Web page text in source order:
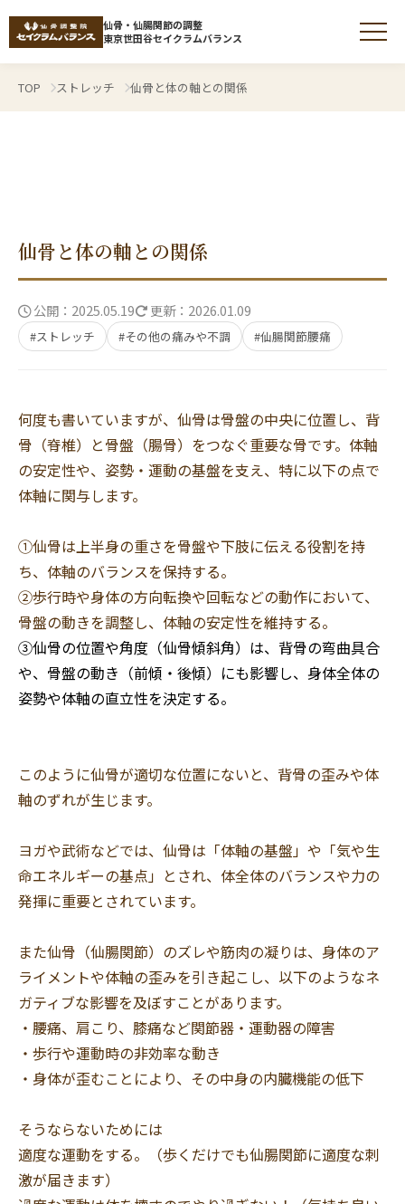
仙骨・仙腸関節の調整
東京世田谷セイクラムバランス
仙腸関節の痛みやゆがみ
症状から探す
セルフケア・コラム
症例・体験談
当院について
お電話でのお問い合わせ
TOP ストレッチ 仙骨と体の軸との関係
仙骨と体の軸との関係
公開：2025.05.19 更新：2026.01.09
#ストレッチ #その他の痛みや不調 #仙腸関節腰痛
何度も書いていますが、仙骨は骨盤の中央に位置し、背
骨（脊椎）と骨盤（腸骨）をつなぐ重要な骨です。体軸
の安定性や、姿勢・運動の基盤を支え、特に以下の点で
体軸に関与します。
①仙骨は上半身の重さを骨盤や下肢に伝える役割を持
ち、体軸のバランスを保持する。
②歩行時や身体の方向転換や回転などの動作において、
骨盤の動きを調整し、体軸の安定性を維持する。
③仙骨の位置や角度（仙骨傾斜角）は、背骨の弯曲具合
や、 骨盤の動き（前傾・後傾）にも影響し、身体全体の
姿勢や体軸の直立性を決定する。
このように仙骨が適切な位置にないと、背骨の歪みや体
軸のずれが生じます。
ヨガや武術などでは、仙骨は「体軸の基盤」や「気や生
命エネルギーの基点」とされ、体全体のバランスや力の
発揮に重要とされています。
また仙骨（仙腸関節）のズレや筋肉の凝りは、身体のア
ライメントや体軸の歪みを引き起こし、以下のようなネ
ガティブな影響を及ぼすことがあります。
・腰痛、肩こり、膝痛など関節器・運動器の障害
・歩行や運動時の非効率な動き
・身体が歪むことにより、その中身の内臓機能の低下
そうならないためには
適度な運動をする。（歩くだけでも仙腸関節に適度な刺
激が届きます）